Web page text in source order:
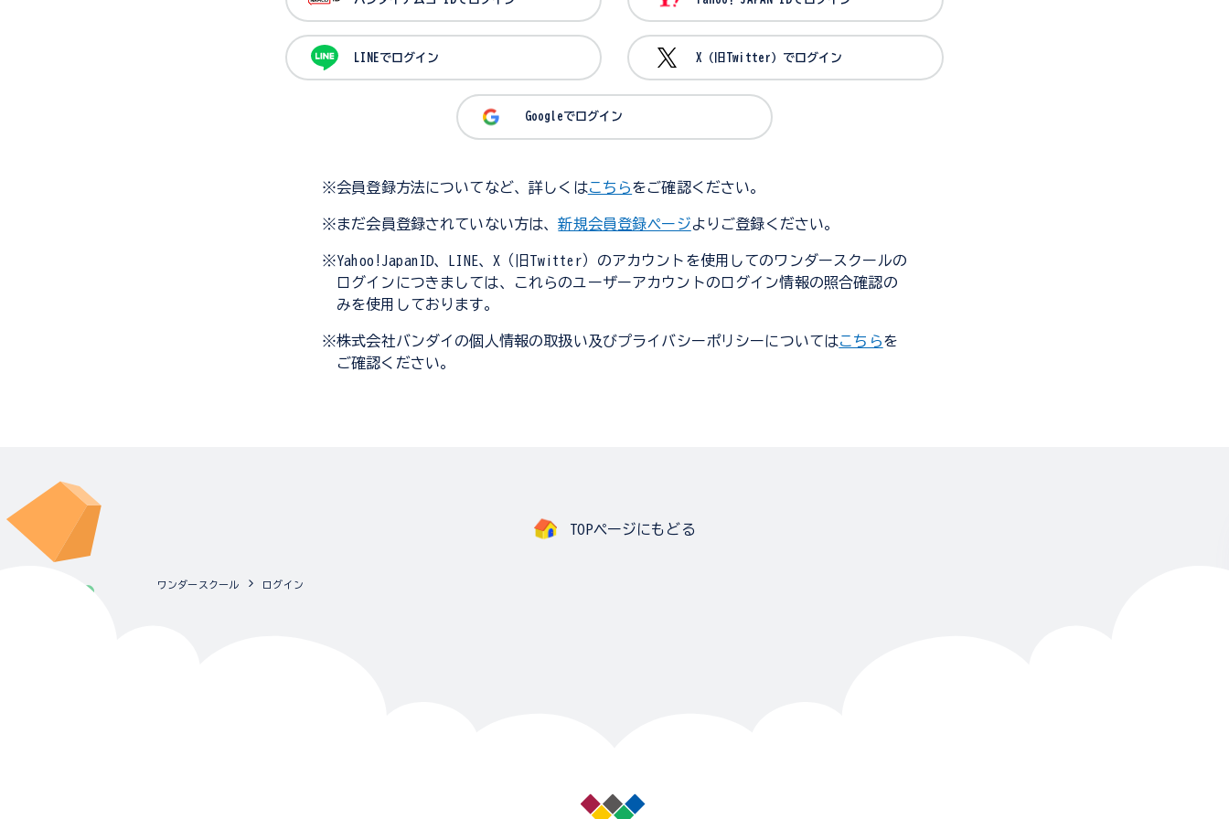
LINEでログイン X（旧Twitter）でログイン
Googleでログイン
※会員登録方法についてなど、詳しくはこちらをご確認ください。
※まだ会員登録されていない方は、新規会員登録ページよりご登録ください。
※Yahoo!JapanID、LINE、X（旧Twitter）のアカウントを使用してのワンダースクールの
ログインにつきましては、これらのユーザーアカウントのログイン情報の照合確認の
みを使用しております。
※株式会社バンダイの個人情報の取扱い及びプライバシーポリシーについてはこちらを
ご確認ください。
TOPページにもどる
ワンダースクール ログイン